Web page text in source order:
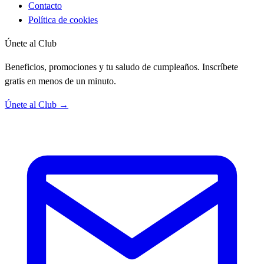
Contacto
Política de cookies
Únete al Club
Beneficios, promociones y tu saludo de cumpleaños. Inscríbete
gratis en menos de un minuto.
Únete al Club →